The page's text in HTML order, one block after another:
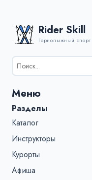
Rider Skill
Горнолыжный спорт
Результаты
поиска
%s:
Меню
Разделы
Каталог
Инструкторы
Курорты
Афиша